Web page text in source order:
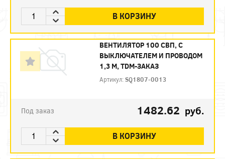
В КОРЗИНУ
ВЕНТИЛЯТОР 100 СВП, С
ВЫКЛЮЧАТЕЛЕМ И ПРОВОДОМ
1,3 М, TDM-ЗАКАЗ
Артикул:SQ1807-0013
Под заказ 1482.62 руб.
В КОРЗИНУ